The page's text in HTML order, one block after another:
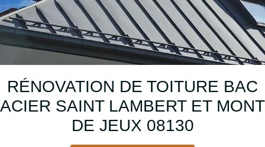
RÉNOVATION DE TOITURE BAC
ACIER SAINT LAMBERT ET MONT
DE JEUX 08130